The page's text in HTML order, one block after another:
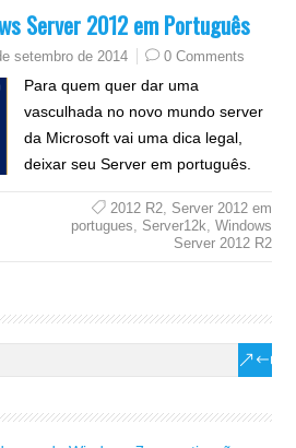
Server 2012 em Português
setembro de 2014 0 Comments
Para quem quer dar uma
vasculhada no novo mundo server
da Microsoft vai uma dica legal,
deixar seu Server em português.
2012 R2, Server 2012 em
portugues
Server12k Windows
Server 2012 R2